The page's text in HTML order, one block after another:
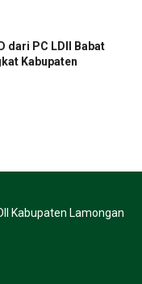
dari PC LDII Babat
Kabupaten
Kabupaten Lamongan